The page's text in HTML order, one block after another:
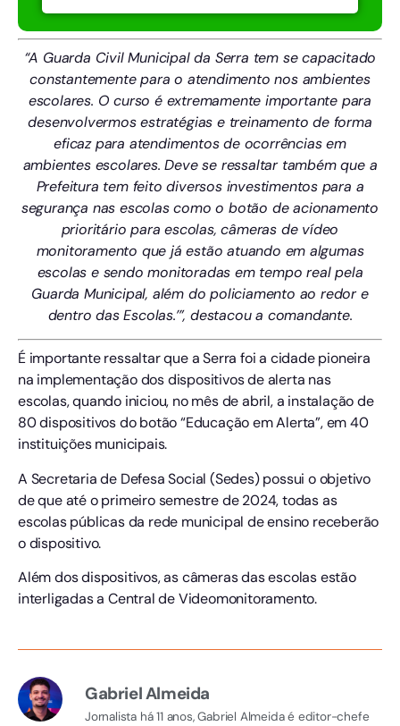
“A Guarda Civil Municipal da Serra tem se capacitado
constantemente para o atendimento nos ambientes
escolares. O curso é extremamente importante para
desenvolvermos estratégias e treinamento de forma
eficaz para atendimentos de ocorrências em
ambientes escolares. Deve se ressaltar também que a
Prefeitura tem feito diversos investimentos para a
segurança nas escolas como o botão de acionamento
prioritário para escolas, câmeras de vídeo
monitoramento que já estão atuando em algumas
escolas e sendo monitoradas em tempo real pela
Guarda Municipal, além do policiamento ao redor e
dentro das Escolas.’”, destacou a comandante.
É importante ressaltar que a Serra foi a cidade pioneira
na implementação dos dispositivos de alerta nas
escolas, quando iniciou, no mês de abril, a instalação de
80 dispositivos do botão “Educação em Alerta”, em 40
instituições municipais.
A Secretaria de Defesa Social (Sedes) possui o objetivo
de que até o primeiro semestre de 2024, todas as
escolas públicas da rede municipal de ensino receberão
o dispositivo.
Além dos dispositivos, as câmeras das escolas estão
interligadas a Central de Videomonitoramento.
Gabriel Almeida
Jornalista há 11 anos, Gabriel Almeida é editor-chefe